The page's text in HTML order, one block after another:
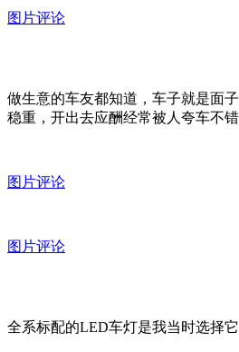
图片评论
做生意的车友都知道，车子就是面
稳重，开出去应酬经常被人夸车不
图片评论
图片评论
全系标配的LED车灯是我当时选择